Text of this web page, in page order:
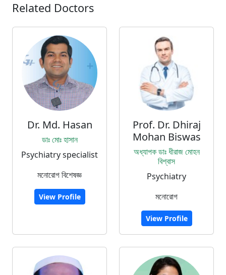
Related Doctors
Dr. Md. Hasan
ডাঃ মোঃ হাসান
Psychiatry specialist
মনোরোগ বিশেষজ্ঞ
View Profile
Prof. Dr. Dhiraj
Mohan Biswas
অধ্যাপক ডাঃ ধীরাজ মোহন
বিশ্বাস
Psychiatry
মনোরোগ
View Profile